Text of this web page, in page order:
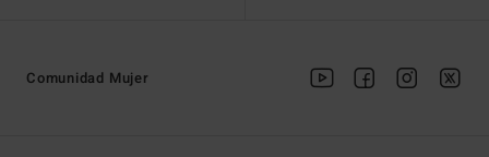
Comunidad Mujer